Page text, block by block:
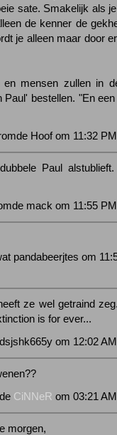
sate. Smakelijk als
de kenner de
je alleen maar door
en mensen zullen in
Paul' bestellen. "En
Hoof om 11:32
Paul
mack om 11:55
pandabeerjtes om
ze wel getraind
is for ever...
om 12:02
CiNNeR om 03:21
morgen,